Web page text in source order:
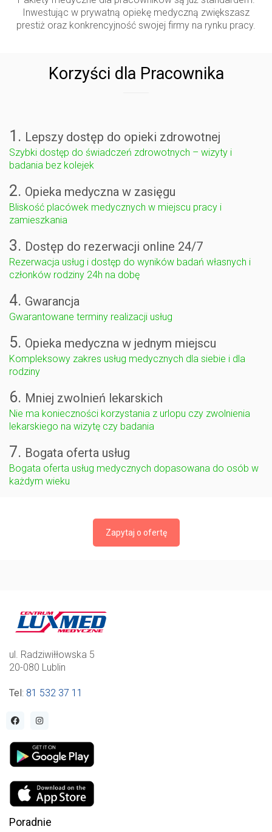
Inwestując w prywatną opiekę medyczną zwiększasz
prestiż oraz konkrencyjność swojej firmy na rynku pracy.
Korzyści dla Pracownika
1. Lepszy dostęp do opieki zdrowotnej
Szybki dostęp do świadczeń zdrowotnych – wizyty i
badania bez kolejek
2. Opieka medyczna w zasięgu
Bliskość placówek medycznych w miejscu pracy i
zamieszkania
3. Dostęp do rezerwacji online 24/7
Rezerwacja usług i dostęp do wyników badań własnych i
członków rodziny 24h na dobę
4. Gwarancja
Gwarantowane terminy realizacji usług
5. Opieka medyczna w jednym miejscu
Kompleksowy zakres usług medycznych dla siebie i dla
rodziny
6. Mniej zwolnień lekarskich
Nie ma konieczności korzystania z urlopu czy zwolnienia
lekarskiego na wizytę czy badania
7. Bogata oferta usług
Bogata oferta usług medycznych dopasowana do osób w
każdym wieku
Zapytaj o ofertę
ul. Radziwiłłowska 5
20-080 Lublin
Tel: 81 532 37 11
Poradnie